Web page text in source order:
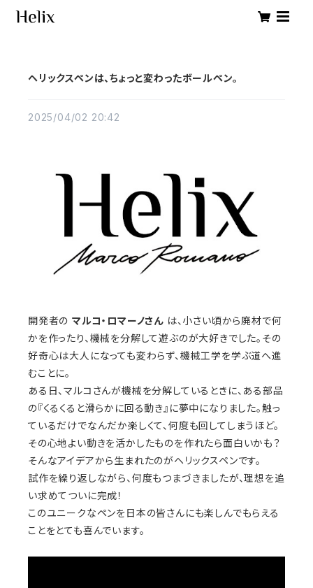
ヘリックスペンは、ちょっと変わったボールペン。
2025/04/02 20:42
開発者の マルコ・ロマーノさん は、小さい頃から廃材で何
かを作ったり、機械を分解して遊ぶのが大好きでした。その
好奇心は大人になっても変わらず、機械工学を学ぶ道へ進
むことに。
ある日、マルコさんが機械を分解しているときに、ある部品
の『くるくると滑らかに回る動き』に夢中になりました。触っ
ているだけでなんだか楽しくて、何度も回してしまうほど。
その心地よい動きを活かしたものを作れたら面白いかも？
そんなアイデアから生まれたのがヘリックスペンです。
試作を繰り返しながら、何度もつまづきましたが、理想を追
い求めてついに完成！
このユニークなペンを日本の皆さんにも楽しんでもらえる
ことをとても喜んでいます。